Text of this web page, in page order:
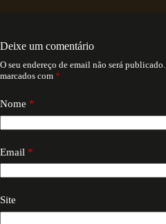
Deixe um comentário
O seu endereço de email não será publicado.
marcados com *
Nome *
Email *
Site